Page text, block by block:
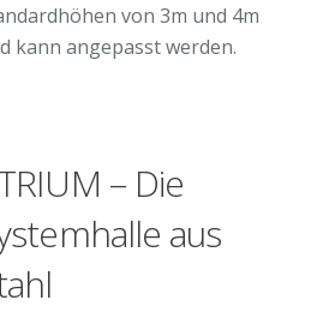
von 3m und 4m
kann angepasst werden.
– Die
aus